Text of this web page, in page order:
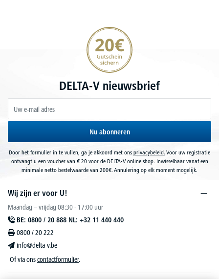
20€ korting verzekeren
DELTA-V nieuwsbrief
Nu abonneren
Door het formulier in te vullen, ga je akkoord met ons privacybeleid. Voor uw registratie
ontvangt u een voucher van € 20 voor de DELTA-V online shop. Inwisselbaar vanaf een
minimale netto bestelwaarde van 200€. Annulering op elk moment mogelijk.
Wij zijn er voor U!
Maandag – vrijdag 08:30 - 17:00 uur
BE: 0800 / 20 888 NL: +32 11 440 440
0800 / 20 222
info@delta-v.be
Of via onscontactformulier.